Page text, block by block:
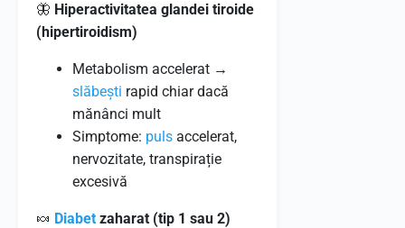
🦋 Hiperactivitatea glandei tiroide
(hipertiroidism)
Metabolism accelerat →
slăbești rapid chiar dacă
mănânci mult
Simptome: puls accelerat,
nervozitate, transpirație
excesivă
🍬 Diabet zaharat (tip 1 sau 2)